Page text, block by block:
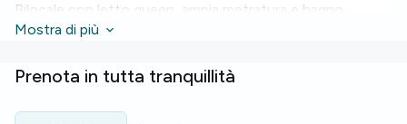
Bilocale con letto queen, ampia metratura e bagno.
L'appartamento dispone di riscaldamento,
Lo stabile offre spazi condominiali curati e un contesto
residenziale gradevole.
Mostra di più
Prenota in tutta tranquillità